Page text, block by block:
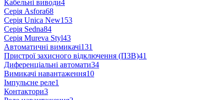
Кабельні виводи4
Серія Asfora68
Серія Unica New153
Серія Sedna84
Серія Mureva Styl43
Автоматичні вимикачі131
Пристрої захисного відключення (ПЗВ)41
Диференціальні автомати34
Вимикачі навантаження10
Імпульсне реле1
Контактори3